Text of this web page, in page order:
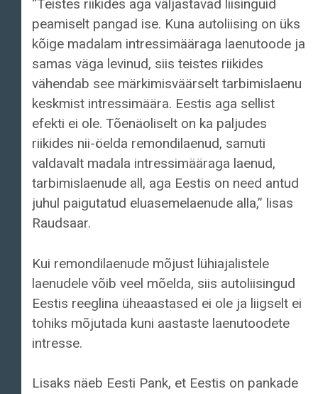
“Teistes riikides aga väljastavad liisinguid
peamiselt pangad ise. Kuna autoliising on üks
kõige madalam intressimääraga laenutoode ja
samas väga levinud, siis teistes riikides
vähendab see märkimisväärselt tarbimislaenu
keskmist intressimäära. Eestis aga sellist
efekti ei ole. Tõenäoliselt on ka paljudes
riikides nii-öelda remondilaenud, samuti
valdavalt madala intressimääraga laenud,
tarbimislaenude all, aga Eestis on need antud
juhul paigutatud eluasemelaenude alla,” lisas
Raudsaar.
Kui remondilaenude mõjust lühiajalistele
laenudele võib veel mõelda, siis autoliisingud
Eestis reeglina üheaastased ei ole ja liigselt ei
tohiks mõjutada kuni aastaste laenutoodete
intresse.
Lisaks näeb Eesti Pank, et Eestis on pankade